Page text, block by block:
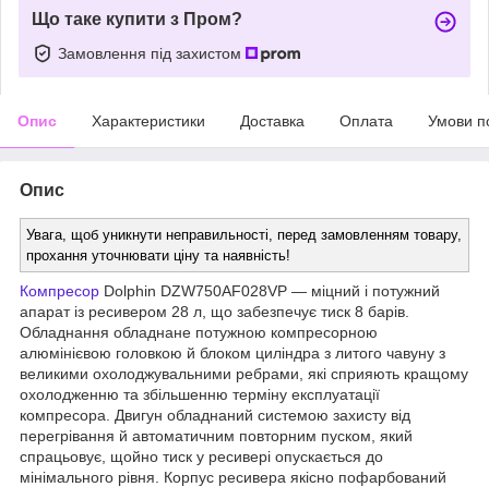
Що таке купити з Пром?
Замовлення під захистом
Опис Характеристики Доставка Оплата Умови
Опис
Увага, щоб уникнути неправильності, перед замовленням товару,
прохання уточнювати ціну та наявність!
Компресор Dolphin DZW750AF028VP — міцний і потужний
апарат із ресивером 28 л, що забезпечує тиск 8 барів.
Обладнання обладнане потужною компресорною
алюмінієвою головкою й блоком циліндра з литого чавуну з
великими охолоджувальними ребрами, які сприяють кращому
охолодженню та збільшенню терміну експлуатації
компресора. Двигун обладнаний системою захисту від
перегрівання й автоматичним повторним пуском, який
спрацьовує, щойно тиск у ресивері опускається до
мінімального рівня. Корпус ресивера якісно пофарбований